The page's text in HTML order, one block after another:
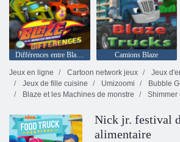
Différences entre Blaze et les Monster Machines Camions Blaze
Jeux en ligne
Cartoon network jeux
Jeux
Jeux de fille cuisine
Umizoomi
Bubble
Blaze et les Machines de monstre
Shimmer
Nick jr. festival
alimentaire